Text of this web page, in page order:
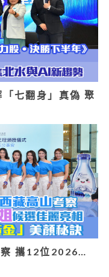
七翻身」真偽 聚
攜12位2026…